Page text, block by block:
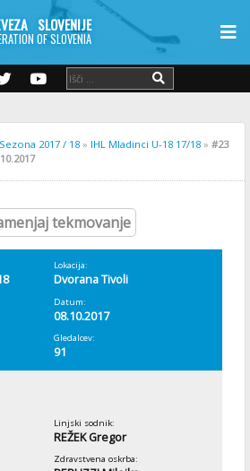
SLOVENIJE
OF SLOVENIA
Sezona 2017 / 18 » IHL Mladinci U-18 17/18 » #23
tekmovanje
Lokacija:
Dvorana Tivoli
Datum:
08.10.2017
Gledalcev:
91
Linjski sodnik:
REŽEK Gregor
Zdravstvena oskrba: